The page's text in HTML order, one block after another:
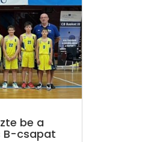
be a
B-csapat